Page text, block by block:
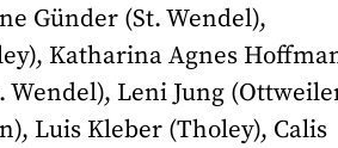
Günder (St. Wendel),
Katharina Agnes
Wendel), Leni Jung
Luis Kleber (Tholey), Calis